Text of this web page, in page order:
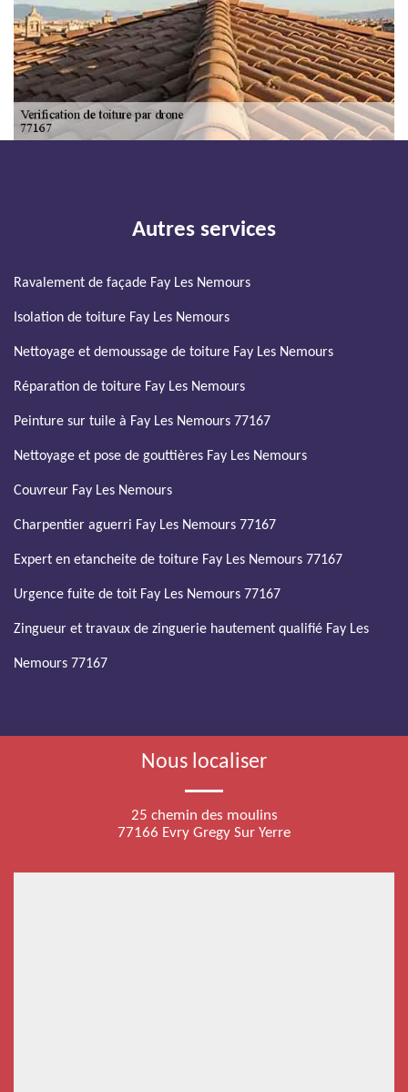
Autres services
Ravalement de façade Fay Les Nemours
Isolation de toiture Fay Les Nemours
Nettoyage et demoussage de toiture Fay Les Nemours
Réparation de toiture Fay Les Nemours
Peinture sur tuile à Fay Les Nemours 77167
Nettoyage et pose de gouttières Fay Les Nemours
Couvreur Fay Les Nemours
Charpentier aguerri Fay Les Nemours 77167
Expert en etancheite de toiture Fay Les Nemours 77167
Urgence fuite de toit Fay Les Nemours 77167
Zingueur et travaux de zinguerie hautement qualifié Fay Les
Nemours 77167
Nous localiser
25 chemin des moulins
77166 Evry Gregy Sur Yerre